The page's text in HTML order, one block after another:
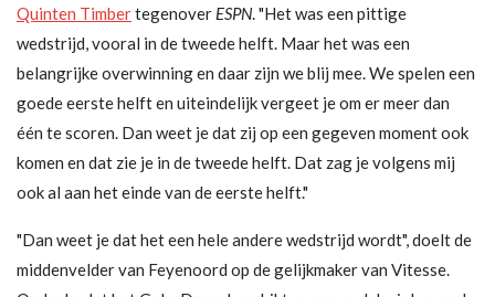
Quinten Timbertegenover ESPN. "Het was een pittige
wedstrijd, vooral in de tweede helft. Maar het was een
belangrijke overwinning en daar zijn we blij mee. We spelen een
goede eerste helft en uiteindelijk vergeet je om er meer dan
één te scoren. Dan weet je dat zij op een gegeven moment ook
komen en dat zie je in de tweede helft. Dat zag je volgens mij
ook al aan het einde van de eerste helft."
"Dan weet je dat het een hele andere wedstrijd wordt", doelt de
middenvelder van Feyenoord op de gelijkmaker van Vitesse.